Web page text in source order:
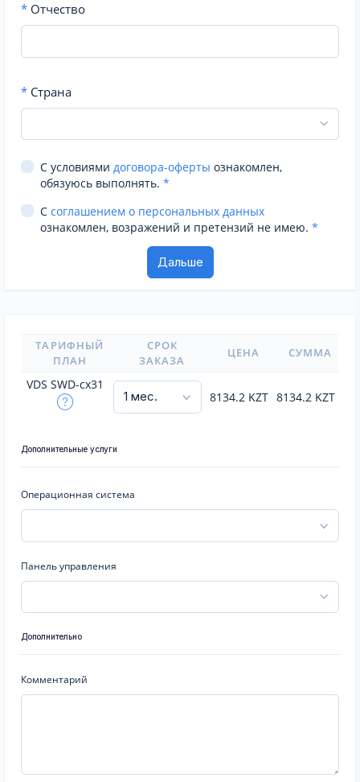
* Отчество
* Страна
С условиями договора-оферты ознакомлен,
обязуюсь выполнять. *
С соглашением о персональных данных
ознакомлен, возражений и претензий не имею. *
ТАРИФНЫЙ
ПЛАН
СРОК
ЗАКАЗА
ЦЕНА СУММА
VDS SWD-cx31
8134.2 KZT 8134.2 KZT
Дополнительные услуги
Операционная система
Панель управления
Дополнительно
Комментарий